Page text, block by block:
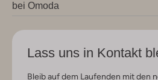
bei Omoda
Lass uns in Kontakt
Bleib auf dem Laufenden mit den